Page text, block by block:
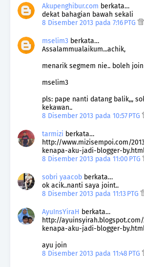
Akupenghibur.com berkata…
dekat bahagian bawah sekali
8 Disember 2013 pada 7:16 PTG
mselim3 berkata…
Assalammualaikum...achik,
menarik segmem nie.. boleh
mselim3
pls: pape nanti datang balik,,,
kekawan..
8 Disember 2013 pada 10:57 PTG
tarmizi berkata…
http://www.mizisempoi.com/
kenapa-aku-jadi-blogger-
8 Disember 2013 pada 11:00 PTG
sobri yaacob berkata…
ok acik..nanti saya joint..
8 Disember 2013 pada 11:13 PTG
AyuInsYiraH berkata…
http://
kenapa-aku-jadi-blogger-
ayu join
8 Disember 2013 pada 11:48 PTG